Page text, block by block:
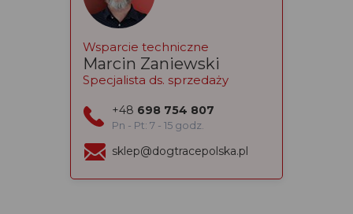
Wsparcie techniczne
Marcin Zaniewski
Specjalista ds. sprzedaży
+48 698 754 807
Pn - Pt: 7 - 15 godz.
sklep@dogtracepolska.pl